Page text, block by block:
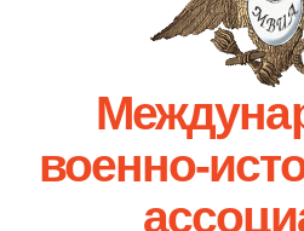
военно-